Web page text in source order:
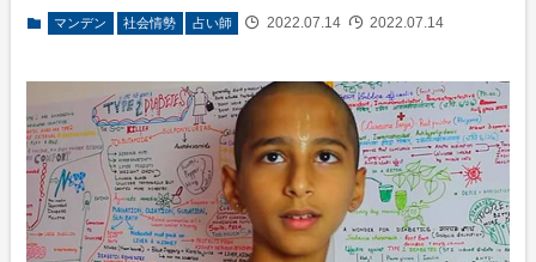
マンデン 社会情勢 占い師 2022.07.14 2022.07.14